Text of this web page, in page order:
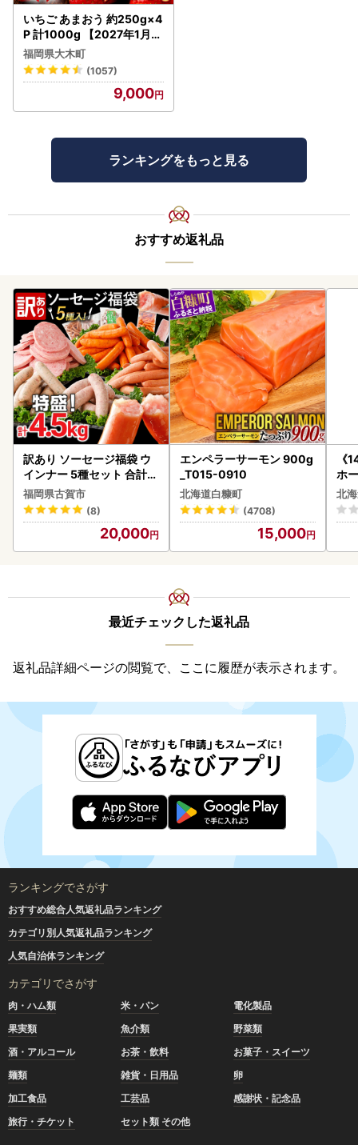
いちご あまおう 約250g×4
P 計1000g 【2027年1月～
4月に順次出荷予定】いち
ご CB223
福岡県大木町
(1057)
9,000
ランキングをもっと見る
おすすめ返礼品
訳あり ソーセージ福袋 ウ
インナー 5種セット 合計4.
5kg ソーセージ
福岡県古賀市
(8)
20,000
エンペラーサーモン 900g
_T015-0910
北海道白糠町
(4708)
15,000
《
ホ
( 飲
ク
贈
い
北
最近チェックした返礼品
返礼品詳細ページの閲覧で、ここに履歴が表示されます。
ランキングでさがす
おすすめ総合人気返礼品ランキング
カテゴリ別人気返礼品ランキング
人気自治体ランキング
カテゴリでさがす
肉・ハム類 米・パン
電化製品
果実類
魚介類
野菜類
酒・アルコール
お茶・飲料
お菓子・スイーツ
麺類
雑貨・日用品
卵
加工食品
工芸品
感謝状・記念品
旅行・チケット
セット類 その他